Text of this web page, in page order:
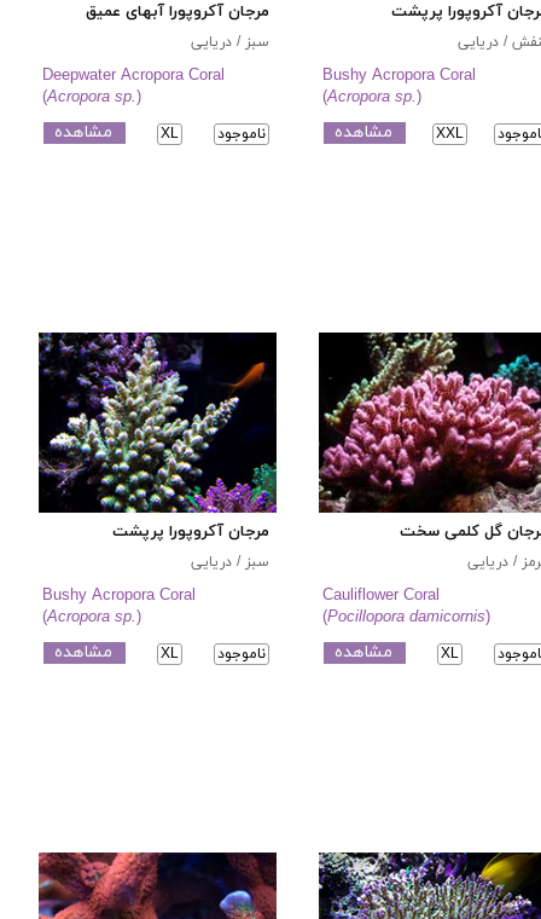
آکروپورا پرپشت
/ دریایی
Bushy Acropora Coral
(Acropora sp.)
XXL مشاهده
مرجان آکروپورا آبهای عمیق
سبز / دریایی
Deepwater Acropora Coral
(Acropora sp.)
ناموجود XL مشاهده
گل کلمی سخت
/ دریایی
Cauliflower Coral
(Pocillopora damicornis)
XL مشاهده
مرجان آکروپورا پرپشت
سبز / دریایی
Bushy Acropora Coral
(Acropora sp.)
ناموجود XL مشاهده